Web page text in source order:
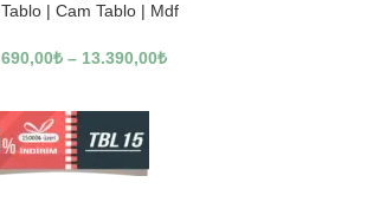
Tablo | Cam Tablo | Mdf
690,00₺ – 13.390,00₺